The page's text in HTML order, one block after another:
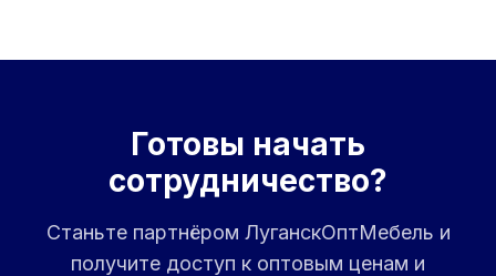
Готовы начать
сотрудничество?
Станьте партнёром ЛуганскОптМебель и
получите доступ к оптовым ценам и